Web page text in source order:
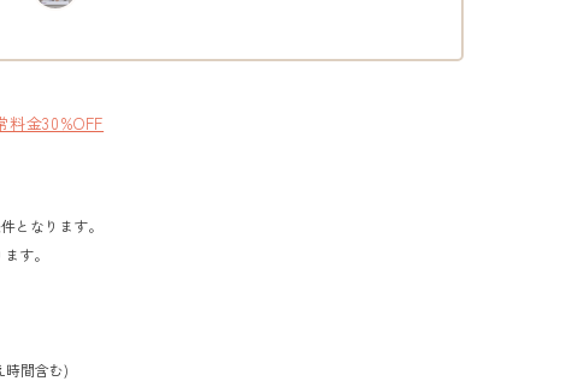
金30%OFF
となります。
す。
間含む)